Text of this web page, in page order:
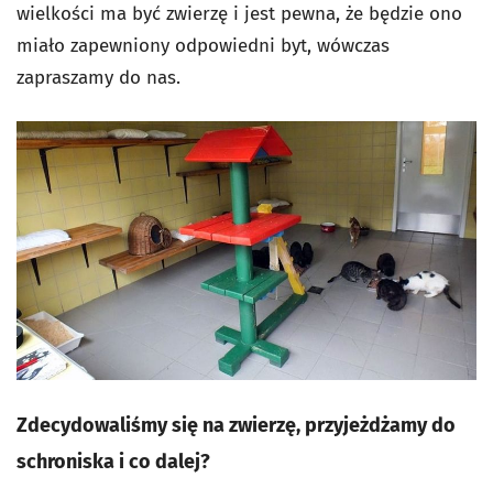
wielkości ma być zwierzę i jest pewna, że będzie ono
miało zapewniony odpowiedni byt, wówczas
zapraszamy do nas.
Zdecydowaliśmy się na zwierzę, przyjeżdżamy do
schroniska i co dalej?